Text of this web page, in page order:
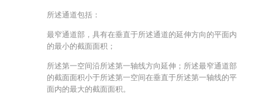
所述通道包括：
最窄通道部，具有在垂直于所述通道的延伸方向的平面内
的最小的截面面积；
所述第一空间沿所述第一轴线方向延伸；所述最窄通道部
的截面面积小于所述第一空间在垂直于所述第一轴线的平
面内的最大的截面面积。